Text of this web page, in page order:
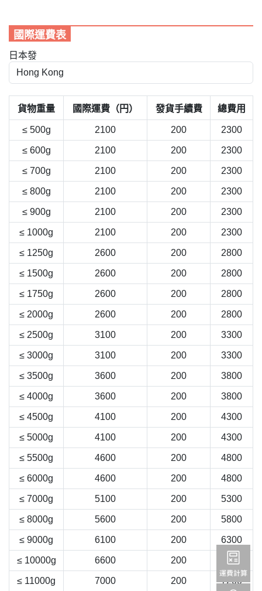
國際運費表
日本發
貨物重量 國際運費（円） 發貨手續費 總費用
≤ 500g 2100 200 2300
≤ 600g 2100 200 2300
≤ 700g 2100 200 2300
≤ 800g 2100 200 2300
≤ 900g 2100 200 2300
≤ 1000g 2100 200 2300
≤ 1250g 2600 200 2800
≤ 1500g 2600 200 2800
≤ 1750g 2600 200 2800
≤ 2000g 2600 200 2800
≤ 2500g 3100 200 3300
≤ 3000g 3100 200 3300
≤ 3500g 3600 200 3800
≤ 4000g 3600 200 3800
≤ 4500g 4100 200 4300
≤ 5000g 4100 200 4300
≤ 5500g 4600 200 4800
≤ 6000g 4600 200 4800
≤ 7000g 5100 200 5300
≤ 8000g 5600 200 5800
≤ 9000g 6100 200 6300
≤ 10000g 6600 200 6800
≤ 11000g 7000 200 7200